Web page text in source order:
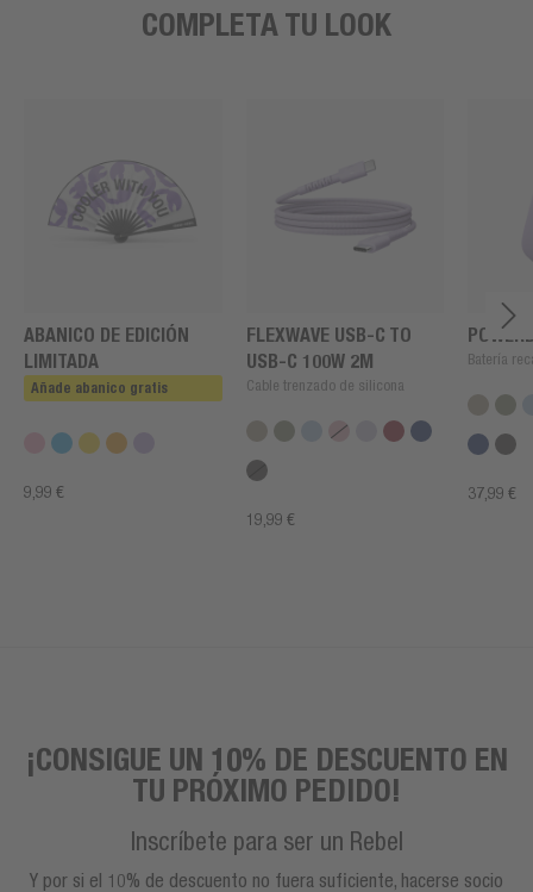
COMPLETA TU LOOK
ABANICO DE EDICIÓN
LIMITADA
Añade abanico gratis
9,99 €
FLEXWAVE USB-C TO
USB-C 100W 2M
Cable trenzado de silicona
19,99 €
Batería
37,99 €
¡CONSIGUE UN 10% DE DESCUENTO EN
TU PRÓXIMO PEDIDO!
Inscríbete para ser un Rebel
Y por si el 10% de descuento no fuera suficiente, hacerse socio